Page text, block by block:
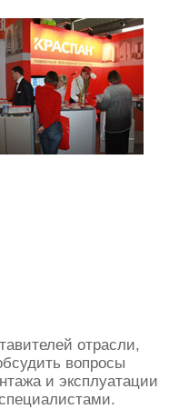
отрасли,
вопросы
и эксплуатации